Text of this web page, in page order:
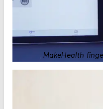
MakeHealth